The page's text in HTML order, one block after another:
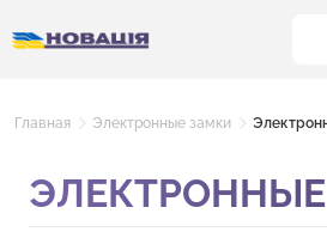
Главная Электронные замки